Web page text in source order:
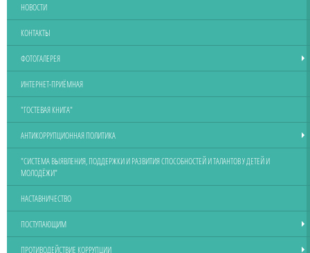
НОВОСТИ
КОНТАКТЫ
ФОТОГАЛЕРЕЯ
ИНТЕРНЕТ-ПРИЁМНАЯ
"ГОСТЕВАЯ КНИГА"
АНТИКОРРУПЦИОННАЯ ПОЛИТИКА
"СИСТЕМА ВЫЯВЛЕНИЯ, ПОДДЕРЖКИ И РАЗВИТИЯ СПОСОБНОСТЕЙ И ТАЛАНТОВ У ДЕТЕЙ И
МОЛОДЁЖИ"
НАСТАВНИЧЕСТВО
ПОСТУПАЮЩИМ
ПРОТИВОДЕЙСТВИЕ КОРРУПЦИИ